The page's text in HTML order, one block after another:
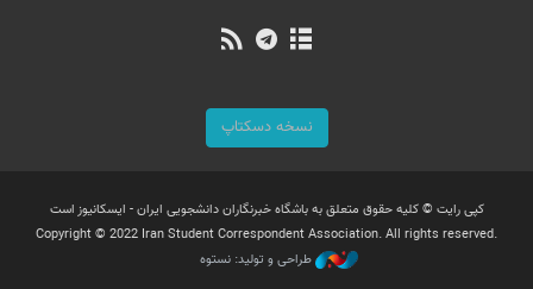
نسخه دسکتاپ
کپی رایت © کلیه حقوق متعلق به باشگاه خبرنگاران دانشجویی ایران - ایسکانیوز است
Copyright © 2022 Iran Student Correspondent Association. All rights reserved.
طراحی و تولید: نستوه